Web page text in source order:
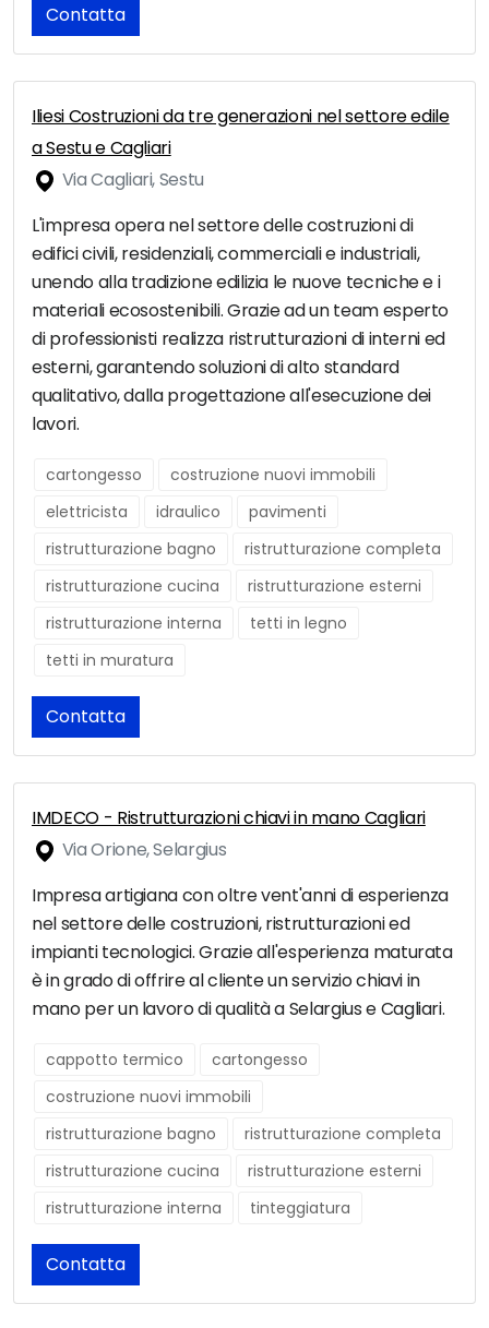
Contatta
Iliesi Costruzioni da tre generazioni nel settore edile
a Sestu e Cagliari
Via Cagliari, Sestu
L'impresa opera nel settore delle costruzioni di
edifici civili, residenziali, commerciali e industriali,
unendo alla tradizione edilizia le nuove tecniche e i
materiali ecosostenibili. Grazie ad un team esperto
di professionisti realizza ristrutturazioni di interni ed
esterni, garantendo soluzioni di alto standard
qualitativo, dalla progettazione all'esecuzione dei
lavori.
cartongesso
costruzione nuovi immobili
elettricista
idraulico
pavimenti
ristrutturazione bagno
ristrutturazione completa
ristrutturazione cucina
ristrutturazione esterni
ristrutturazione interna
tetti in legno
tetti in muratura
Contatta
IMDECO - Ristrutturazioni chiavi in mano Cagliari
Via Orione, Selargius
Impresa artigiana con oltre vent'anni di esperienza
nel settore delle costruzioni, ristrutturazioni ed
impianti tecnologici. Grazie all'esperienza maturata
è in grado di offrire al cliente un servizio chiavi in
mano per un lavoro di qualità a Selargius e Cagliari.
cappotto termico
cartongesso
costruzione nuovi immobili
ristrutturazione bagno
ristrutturazione completa
ristrutturazione cucina
ristrutturazione esterni
ristrutturazione interna
tinteggiatura
Contatta